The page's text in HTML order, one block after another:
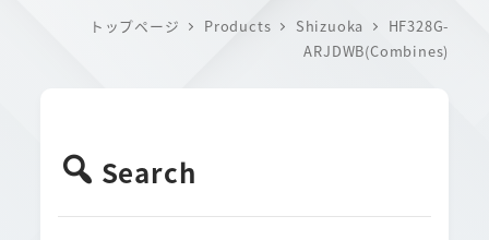
トップページ Products Shizuoka
HF328G-
ARJDWB(Combines)
Search